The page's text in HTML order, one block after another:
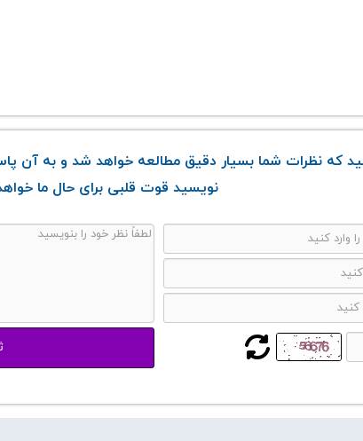
که نظرات شما بسیار دقیق مطالعه خواهد شد و به آن
نویسید قوت قلبی برای حال ما